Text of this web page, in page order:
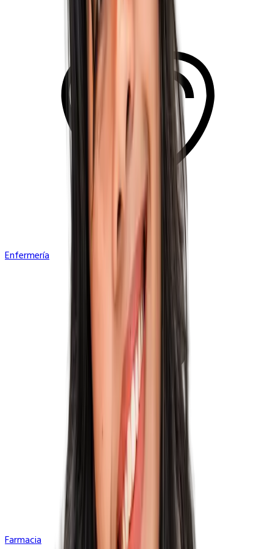
Enfermería
Farmacia